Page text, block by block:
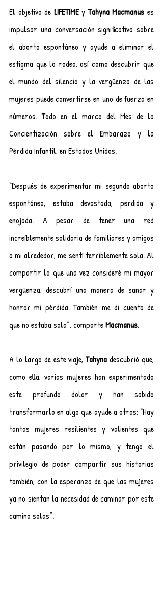
El objetivo de LIFETIME y Tahyna Macmanus es
impulsar una conversación significativa sobre
el aborto espontáneo y ayude a eliminar el
estigma que lo rodea, así como descubrir que
el mundo del silencio y la vergüenza de las
mujeres puede convertirse en uno de fuerza en
números. Todo en el marco del Mes de la
Concientización sobre el Embarazo y la
Pérdida Infantil, en Estados Unidos.
“Después de experimentar mi segundo aborto
espontáneo, estaba devastada, perdida y
enojada. A pesar de tener una red
increíblemente solidaria de familiares y amigos
a mi alrededor, me sentí terriblemente sola. Al
compartir lo que una vez consideré mi mayor
vergüenza, descubrí una manera de sanar y
honrar mi pérdida. También me di cuenta de
que no estaba sola”, comparte Macmanus.
A lo largo de este viaje, Tahyna descubrió que,
como ella, varias mujeres han experimentado
este profundo dolor y han sabido
transformarlo en algo que ayude a otros: “Hay
tantas mujeres resilientes y valientes que
están pasando por lo mismo, y tengo el
privilegio de poder compartir sus historias
también, con la esperanza de que las mujeres
ya no sientan la necesidad de caminar por este
camino solas”.